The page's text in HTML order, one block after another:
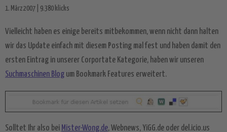
1. März 2007 | 9.380 klicks
Vielleicht haben es einige bereits mitbekommen, wenn nicht dann halten
wir das Update einfach mit diesem Posting mal fest und haben damit den
ersten Eintrag in unserer Corportate Kategorie, haben wir unseren
Suchmaschinen Blog um Bookmark Features erweitert.
Solltet Ihr also bei Mister-Wong.de, Webnews, YiGG.de oder del.icio.us